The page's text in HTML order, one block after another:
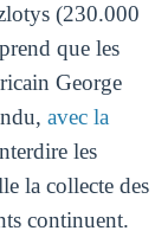
(230.000
que les
George
avec la
les
la collecte des
continuent.